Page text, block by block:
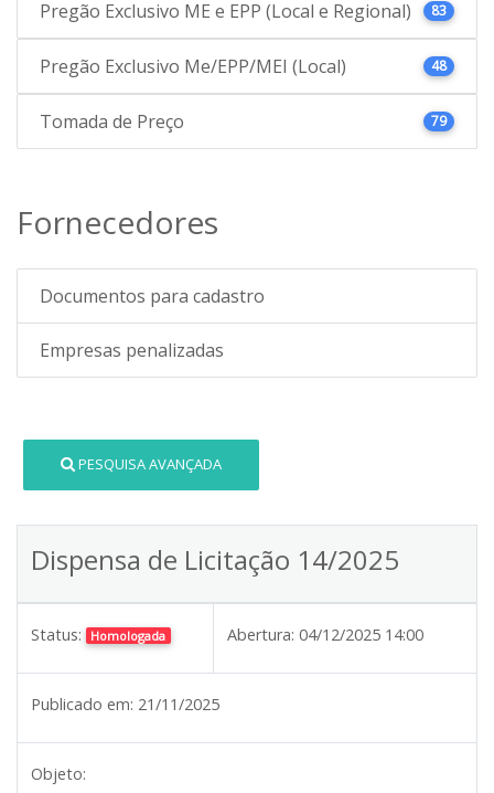
Pregão Exclusivo ME e EPP (Local e Regional) 83
Pregão Exclusivo Me/EPP/MEI (Local) 48
Tomada de Preço 79
Fornecedores
Documentos para cadastro
Empresas penalizadas
PESQUISA AVANÇADA
Dispensa de Licitação 14/2025
Status: Homologada Abertura: 04/12/2025 14:00
Publicado em: 21/11/2025
Objeto: